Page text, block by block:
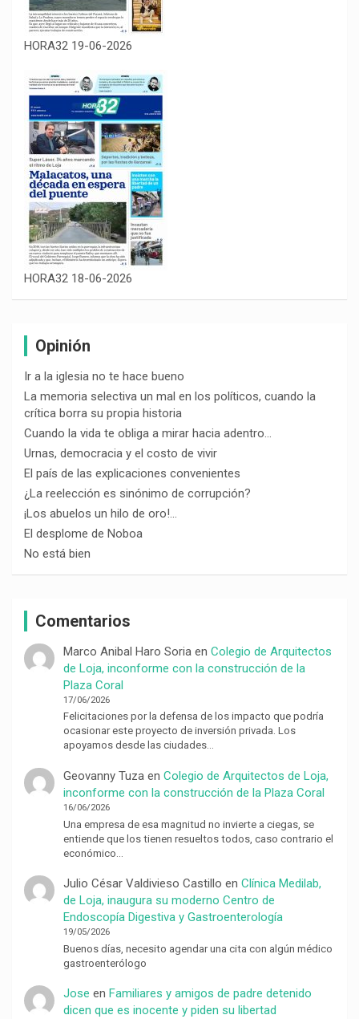
HORA32 19-06-2026
HORA32 18-06-2026
Opinión
Ir a la iglesia no te hace bueno
La memoria selectiva un mal en los políticos, cuando la
crítica borra su propia historia
Cuando la vida te obliga a mirar hacia adentro…
Urnas, democracia y el costo de vivir
El país de las explicaciones convenientes
¿La reelección es sinónimo de corrupción?
¡Los abuelos un hilo de oro!…
El desplome de Noboa
No está bien
Comentarios
Marco Anibal Haro Soriaen Colegio de Arquitectos
de Loja, inconforme con la construcción de la
Plaza Coral
17/06/2026
Felicitaciones por la defensa de los impacto que podría
ocasionar este proyecto de inversión privada. Los
apoyamos desde las ciudades…
Geovanny Tuzaen Colegio de Arquitectos de Loja,
inconforme con la construcción de la Plaza Coral
16/06/2026
Una empresa de esa magnitud no invierte a ciegas, se
entiende que los tienen resueltos todos, caso contrario el
económico…
Julio César Valdivieso Castillo en Clínica Medilab,
de Loja, inaugura su moderno Centro de
Endoscopía Digestiva y Gastroenterología
19/05/2026
Buenos días, necesito agendar una cita con algún médico
gastroenterólogo
Jose en Familiares y amigos de padre detenido
dicen que es inocente y piden su libertad